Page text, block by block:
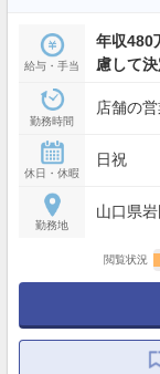
給与・手当
年収480
慮して
勤務時間
店舗の
休日・休暇
日祝
勤務地
山口県
閲覧状況